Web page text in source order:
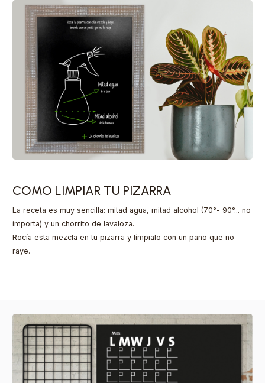
COMO LIMPIAR TU PIZARRA
La receta es muy sencilla: mitad agua, mitad alcohol (70°- 90°... no
importa) y un chorrito de lavaloza.
Rocía esta mezcla en tu pizarra y límpialo con un paño que no
raye.